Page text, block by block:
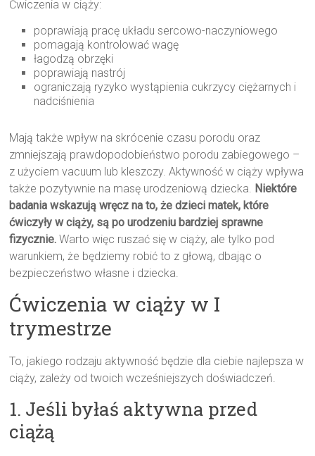
Ćwiczenia w ciąży:
poprawiają pracę układu sercowo-naczyniowego
pomagają kontrolować wagę
łagodzą obrzęki
poprawiają nastrój
ograniczają ryzyko wystąpienia cukrzycy ciężarnych i
nadciśnienia
Mają także wpływ na skrócenie czasu porodu oraz
zmniejszają prawdopodobieństwo porodu zabiegowego –
z użyciem vacuum lub kleszczy. Aktywność w ciąży wpływa
także pozytywnie na masę urodzeniową dziecka. Niektóre
badania wskazują wręcz na to, że dzieci matek, które
ćwiczyły w ciąży, są po urodzeniu bardziej sprawne
fizycznie. Warto więc ruszać się w ciąży, ale tylko pod
warunkiem, że będziemy robić to z głową, dbając o
bezpieczeństwo własne i dziecka.
Ćwiczenia w ciąży w I
trymestrze
To, jakiego rodzaju aktywność będzie dla ciebie najlepsza w
ciąży, zależy od twoich wcześniejszych doświadczeń.
1. Jeśli byłaś aktywna przed
ciążą